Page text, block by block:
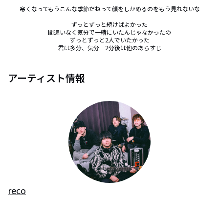
寒くなってもうこんな季節だねって顔をしかめるのをもう見れないな
ずっとずっと続けばよかった
間違いなく気分で一緒にいたんじゃなかったの
ずっとずっと2人でいたかった
君は多分、気分　2分後は他のあらすじ
アーティスト情報
reco